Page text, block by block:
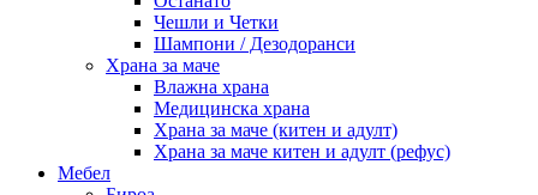
Чешли и Четки
Шампони / Дезодоранси
Храна за маче
Влажна храна
Медицинска храна
Храна за маче (китен и адулт)
Храна за маче китен и адулт (рефус)
Мебел